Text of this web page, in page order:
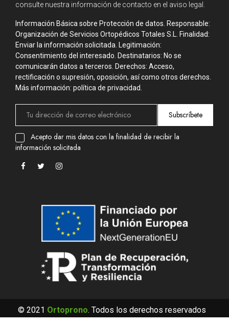
consulte nuestra información de contacto en el aviso legal.
Información Básica sobre Protección de datos. Responsable:
Organización de Servicios Ortopédicos Totales S.L. Finalidad:
Enviar la información solicitada. Legitimación:
Consentimiento del interesado. Destinatarios: No se
comunicarán datos a terceros. Derechos: Acceso,
rectificación o supresión, oposición, así como otros derechos.
Más información: política de privacidad.
Subscríbete
Acepto dar mis datos con la finalidad de recibir la
información solicitada
© 2021 Ortoprono. Todos los derechos reservados